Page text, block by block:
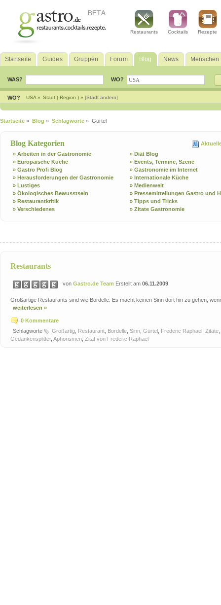
Restaurants Cocktails Rezepte
Startseite Guides Gruppen Forum Blog News Menschen
WAS? WO?
WO? USA » Stadt ( Region ) » [Stadt ändern]
Startseite » Blog » Schlagworte » Gürtel
Blog Kategorien
» Arbeiten in der Gastronomie
» Diät Blog
» Europäische Küche
» Events, Termine, Szene
» Gastro Profi Blog
» Gastronomie im Internet
» Herausforderungen der Gastronomie
» Internationale Küche
» Lustiges
» Medienwelt
» Ökologisches Bewusstsein
» Pressemitteilungen Gastro und
» Restaurantkritik
» Tipps und Tricks
» Verschiedenes
» Zitate Gastronomie
Restaurants
von Gastro.de Team Erstellt am 06.11.2009
Großartige Restaurants sind wie Bordelle. Es macht keinen Sinn dort hin zu gehen,
weiterlesen »
0 Kommentare
Schlagworte
Großartig Restaurant Bordelle Sinn Gürtel Frederic Raphael Zitate
Gedankensplitter, Aphorismen Zitat von Frederic Raphael